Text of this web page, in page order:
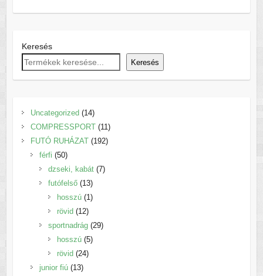
Keresés
Keresés
Uncategorized 1414
termék
COMPRESSPORT 1111
termék
FUTÓ RUHÁZAT 192192
férfi 5050
termék
dzseki, kabát 77
futófelső 1313
termék
hosszú 11
rövid 1212
termék
sportnadrág 2929
hosszú 55
rövid 2424
junior fiú 1313